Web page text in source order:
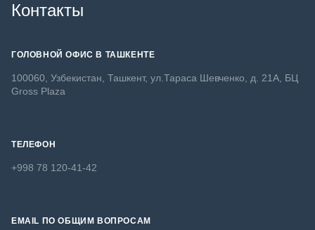
Контакты
ГОЛОВНОЙ ОФИС В ТАШКЕНТЕ
100060, Узбекистан, Ташкент, ул.Тараса Шевченко, д. 21А, БЦ
Gross Plaza
ТЕЛЕФОН
+998 78 120-41-42
EMAIL ПО ОБЩИМ ВОПРОСАМ